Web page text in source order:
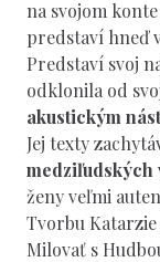
na svojom
predstaví hneď
Predstaví svoj
odklonila od
akustickým
Jej texty
medziľudských
ženy veľmi
Tvorbu
Milovať s